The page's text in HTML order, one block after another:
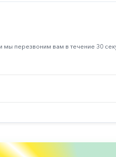
мы перезвоним вам в течение 30